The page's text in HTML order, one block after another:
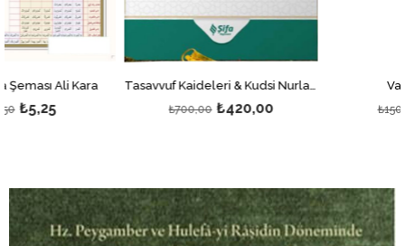
Tasavvuf Kaideleri & Kudsi Nurlar: Maneviyat Yolculuğunuz İçin Kılavuz
₺420,00
Vahiy Kültürü
₺75,00